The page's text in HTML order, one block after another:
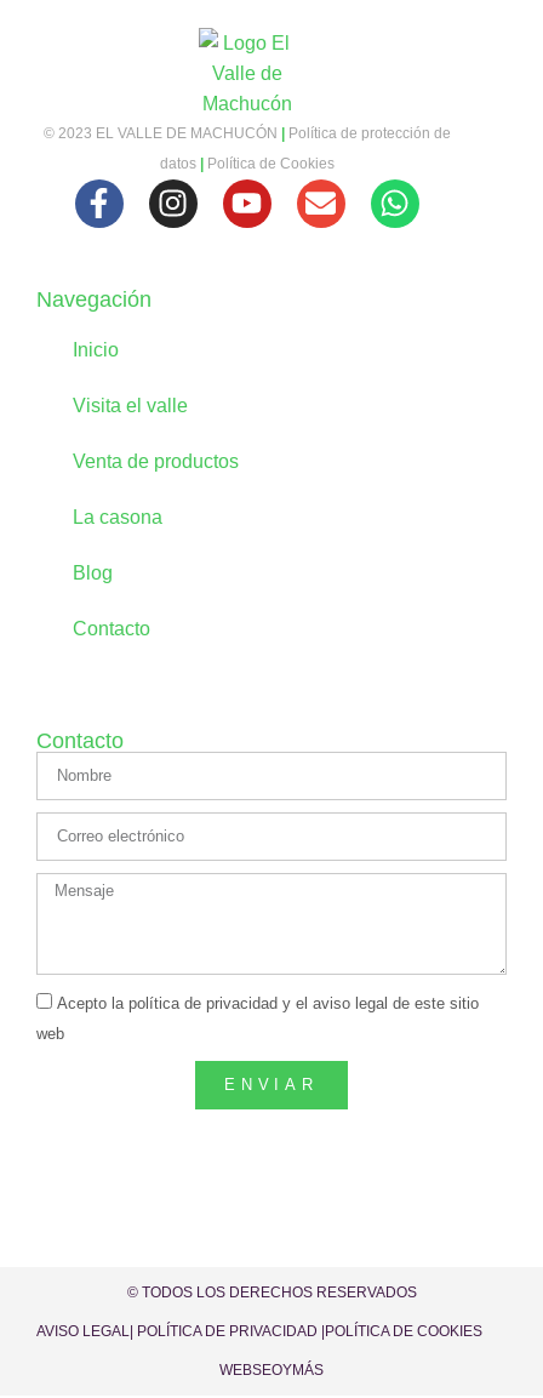
© 2023 EL VALLE DE MACHUCÓN | Política de protección de
datos| Política de Cookies
Navegación
Inicio
Visita el valle
Venta de productos
La casona
Blog
Contacto
Contacto
Acepto la política de privacidad y el aviso legal de este sitio
web
ENVIAR
© TODOS LOS DERECHOS RESERVADOS
AVISO LEGAL | POLÍTICA DE PRIVACIDAD |POLÍTICA DE COOKIES
WEBSEOYMÁS